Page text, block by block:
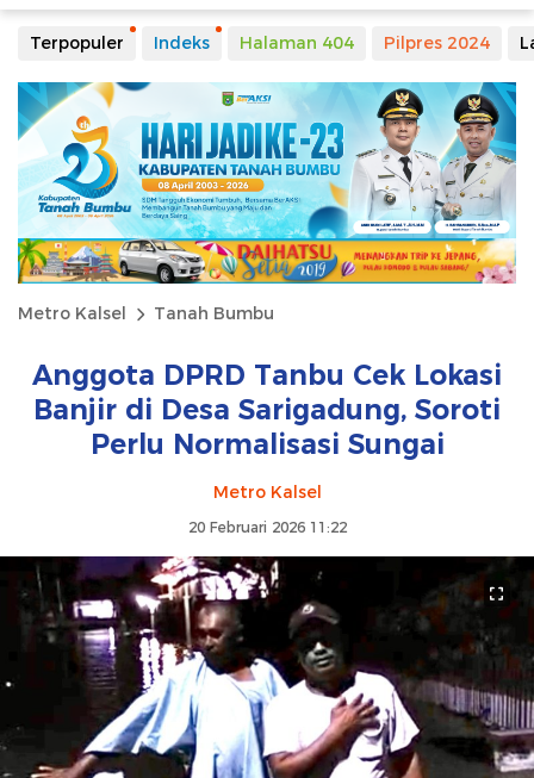
Terpopuler Indeks Halaman 404 Pilpres 2024
Metro Kalsel Tanah Bumbu
Anggota DPRD Tanbu Cek Lokasi
Banjir di Desa Sarigadung, Soroti
Perlu Normalisasi Sungai
Metro Kalsel
20 Februari 2026 11:22